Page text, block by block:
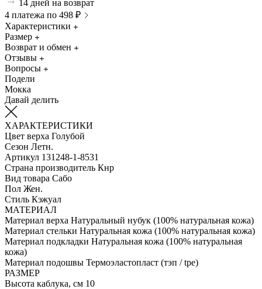
14 дней на возврат
4 платежа по 498 ₽
Характеристики
Размер
Возврат и обмен
Отзывы
Вопросы
Подели
Мокка
Давай делить
ХАРАКТЕРИСТИКИ
Цвет верха Голубой
Сезон Летн.
Артикул 131248-1-8531
Страна производитель Кнр
Вид товара Сабо
Пол Жен.
Стиль Кэжуал
МАТЕРИАЛ
Материал верха Натуральный нубук (100% натуральная кожа)
Материал стельки Натуральная кожа (100% натуральная кожа)
Материал подкладки Натуральная кожа (100% натуральная
кожа)
Материал подошвы Термоэластопласт (тэп / tpe)
РАЗМЕР
Высота каблука, см 10